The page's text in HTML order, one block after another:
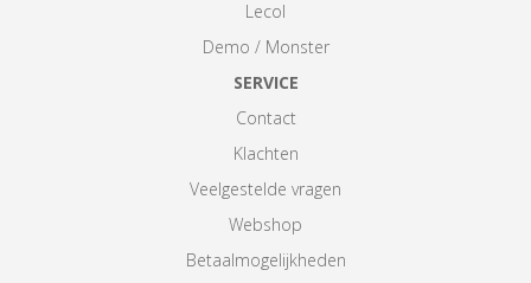
Lecol
Demo / Monster
SERVICE
Contact
Klachten
Veelgestelde vragen
Webshop
Betaalmogelijkheden